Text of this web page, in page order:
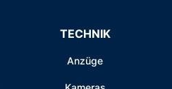
TECHNIK
Anzüge